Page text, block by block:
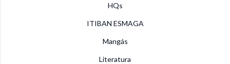
HQs
ITIBAN ESMAGA
Mangás
Literatura